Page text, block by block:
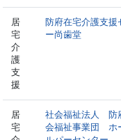
居
宅
介
護
支
援
防府在宅介護支援
ー尚歯堂
居
宅
社会福祉法人 防
会福祉事業団 ホ